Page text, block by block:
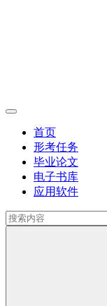
首页
形考任务
毕业论文
电子书库
应用软件